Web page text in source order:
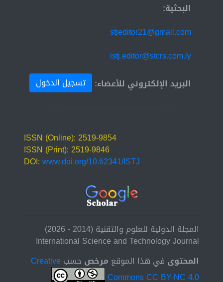
البحثية:
stjeditor21@gmail.com
istj.editor@stcrs.com.ly
البريد الإلكتروني للأعضاء:
تسجيل الدخول
ISSN (Online): 2519-9854
ISSN (Print): 2519-9846
DOI:www.doi.org/10.62341/ISTJ
المجلة الدولية للعلوم والتقنية (2014 - 2026)
International Science and Technology Journal
المحتوى في هذا الموقع مرخصحسبCreative
Commons CC BY-NC 4.0